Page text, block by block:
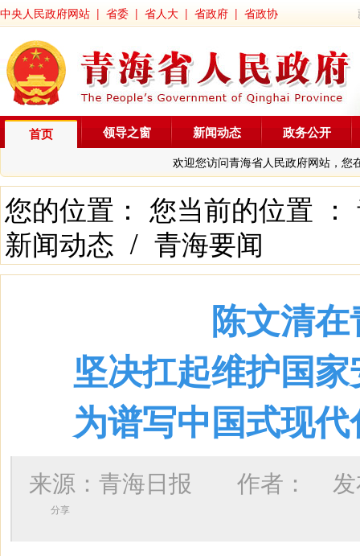
中央人民政府网站 | 省委 | 省人大 | 省政府 | 省政协
首页
欢迎您访问青海省人民政府网站，您
领导之窗 新闻动态 政务公开
您的位置： 您当前的位置 ：
新闻动态 / 青海要闻
陈文清
坚决扛起维护国
为谱写中国式现
来源：青海日报 作者：
分享